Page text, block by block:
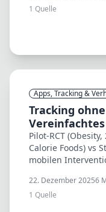
1 Quelle
Apps, Tracking &
Tracking
Pilot-RCT
Calorie Foods) vs
mobilen
22. Dezember 20256
1 Quelle